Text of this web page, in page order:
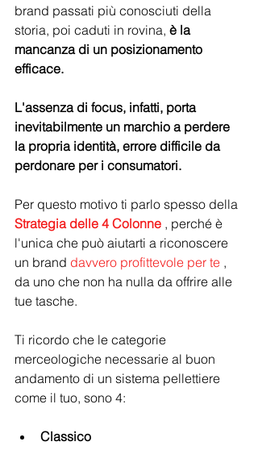
brand passati più conosciuti della
storia, poi caduti in rovina, è la
mancanza di un posizionamento
efficace.
L'assenza di focus, infatti, porta
inevitabilmente un marchio a perdere
la propria identità, errore difficile da
perdonare per i consumatori.
Per questo motivo ti parlo spesso della
Strategia delle 4 Colonne , perché è
l'unica che può aiutarti a riconoscere
un brand davvero profittevole per te ,
da uno che non ha nulla da offrire alle
tue tasche.
Ti ricordo che le categorie
merceologiche necessarie al buon
andamento di un sistema pellettiere
come il tuo, sono 4:
Classico